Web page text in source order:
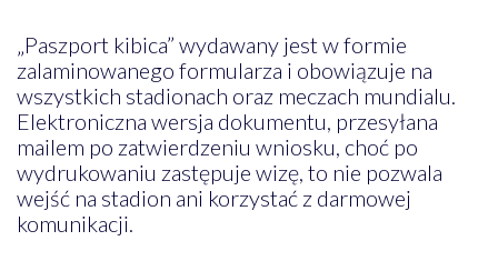
„Paszport kibica” wydawany jest w formie
zalaminowanego formularza i obowiązuje na
wszystkich stadionach oraz meczach mundialu.
Elektroniczna wersja dokumentu, przesyłana
mailem po zatwierdzeniu wniosku, choć po
wydrukowaniu zastępuje wizę, to nie pozwala
wejść na stadion ani korzystać z darmowej
komunikacji.